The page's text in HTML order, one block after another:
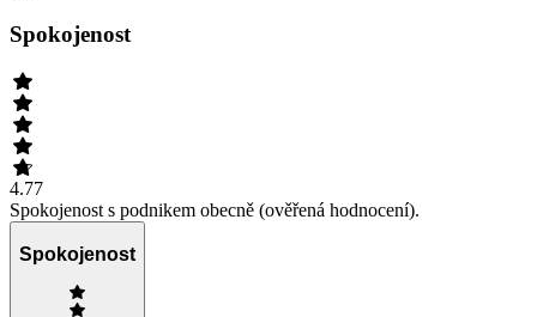
Spokojenost
4.77
Spokojenost s podnikem obecně (ověřená hodnocení).
Spokojenost